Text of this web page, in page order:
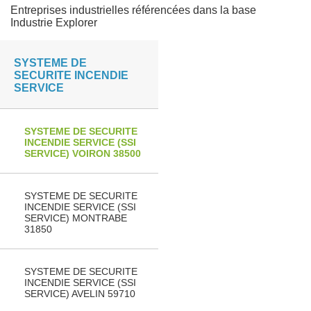
Entreprises industrielles référencées dans la base
Industrie Explorer
SYSTEME DE
SECURITE INCENDIE
SERVICE
SYSTEME DE SECURITE
INCENDIE SERVICE (SSI
SERVICE) VOIRON 38500
SYSTEME DE SECURITE
INCENDIE SERVICE (SSI
SERVICE) MONTRABE
31850
SYSTEME DE SECURITE
INCENDIE SERVICE (SSI
SERVICE) AVELIN 59710